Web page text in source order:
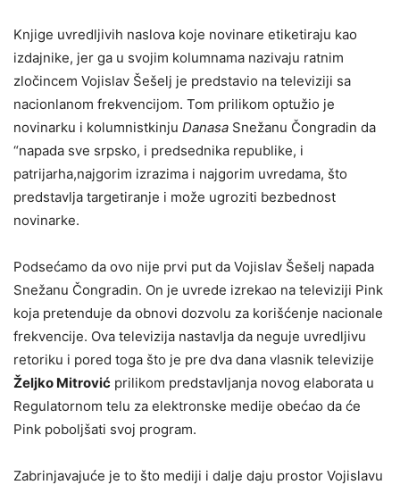
Knjige uvredljivih naslova koje novinare etiketiraju kao
izdajnike, jer ga u svojim kolumnama nazivaju ratnim
zločincem Vojislav Šešelj je predstavio na televiziji sa
nacionlanom frekvencijom. Tom prilikom optužio je
novinarku i kolumnistkinju Danasa Snežanu Čongradin da
“napada sve srpsko, i predsednika republike, i
patrijarha,najgorim izrazima i najgorim uvredama, što
predstavlja targetiranje i može ugroziti bezbednost
novinarke.
Podsećamo da ovo nije prvi put da Vojislav Šešelj napada
Snežanu Čongradin. On je uvrede izrekao na televiziji Pink
koja pretenduje da obnovi dozvolu za korišćenje nacionale
frekvencije. Ova televizija nastavlja da neguje uvredljivu
retoriku i pored toga što je pre dva dana vlasnik televizije
Željko Mitrović prilikom predstavljanja novog elaborata u
Regulatornom telu za elektronske medije obećao da će
Pink poboljšati svoj program.
Zabrinjavajuće je to što mediji i dalje daju prostor Vojislavu